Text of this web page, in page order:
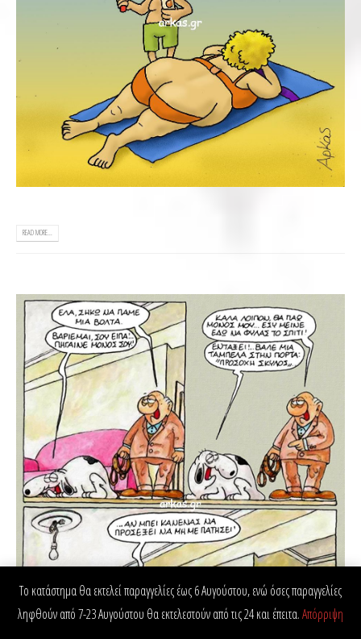
Το κατάστημα θα εκτελεί παραγγελίες έως 6 Αυγούστου, ενώ όσες παραγγελίες
ληφθούν από 7-23 Αυγούστου θα εκτελεστούν από τις 24 και έπειτα.Απόρριψη
READ MORE...